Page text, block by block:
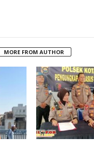
MORE FROM AUTHOR